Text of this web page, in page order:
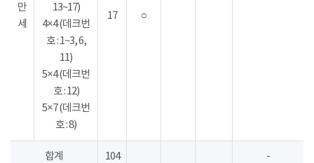
만
세
13~17)
4×4 (데크번
호 : 1~3, 6,
11)
5×4 (데크번
호 : 12)
5×7 (데크번
호 : 8)
17 ○
합계 104 -